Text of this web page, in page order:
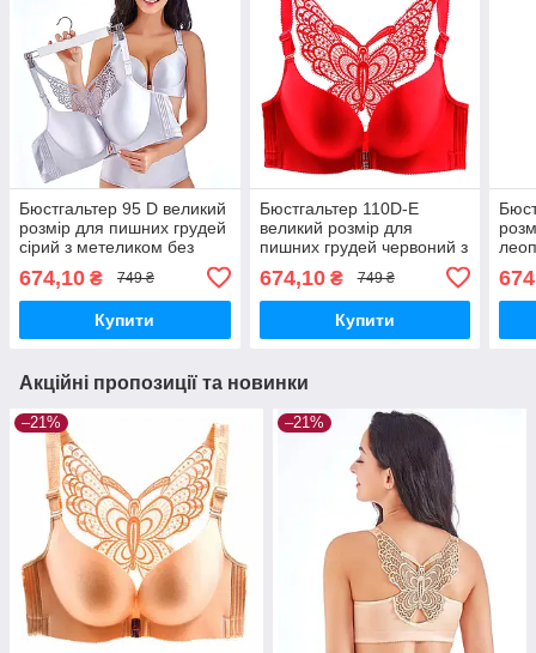
Бюстгальтер 95 D великий
розмір для пишних грудей
сірий з метеликом без
кісточок застібкою спереду
674,10 ₴ 749 ₴
Купити
Бюстгальтер 110D-E
великий розмір для
пишних грудей червоний з
метеликом без кісточок із
застібкою спереду
674,10₴ 749 ₴
Купити
Акційні пропозиції та новинки
–21% –21%